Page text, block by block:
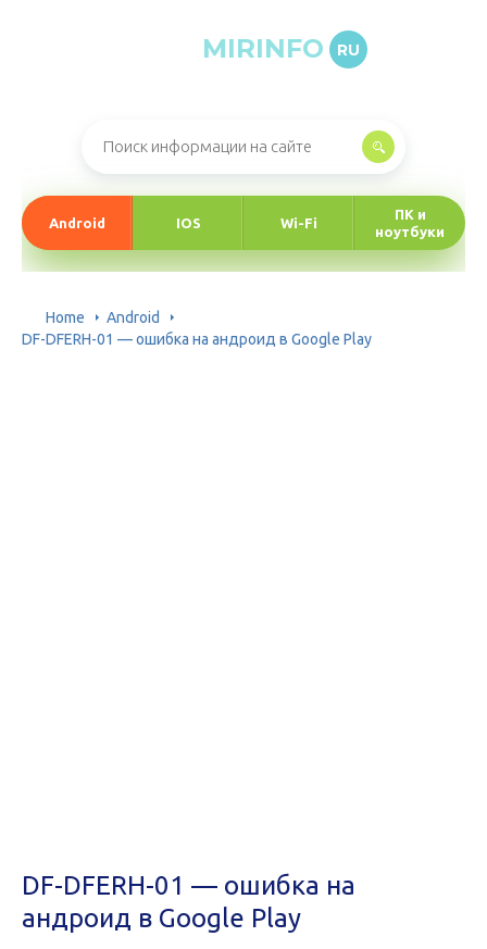
MIRINFO RU
Android IOS Wi-Fi
ПК и
ноутбуки
Home
Android
DF-DFERH-01 — ошибка на андроид в Google Play
DF-DFERH-01 — ошибка на
андроид в Google Play